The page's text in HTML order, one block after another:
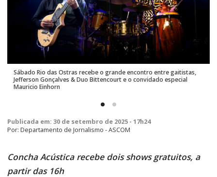
Sábado Rio das Ostras recebe o grande encontro entre gaitistas,
Jefferson Gonçalves & Duo Bittencourt e o convidado especial
Mauricio Einhorn
Publicada em: 30 de setembro de 2025 - 17h24
Por: Departamento de Jornalismo - ASCOM
Concha Acústica recebe dois shows gratuitos, a
partir das 16h